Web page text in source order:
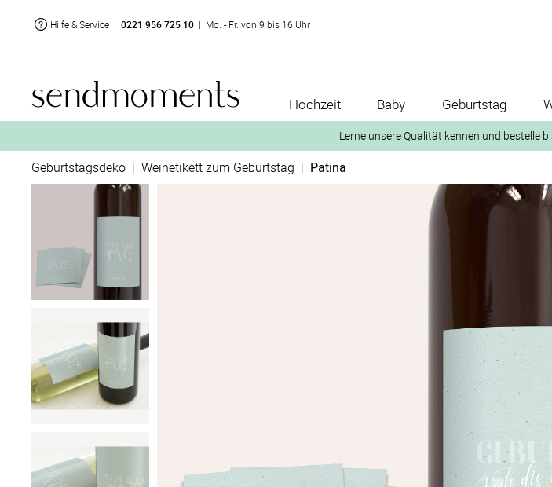
Hilfe & Service | 0221 956 725 10 | Mo. - Fr. von 9 bis 16 Uhr
Hochzeit Baby Geburtstag
Lerne unsere Qualität kennen und bestelle
Und so
1. Wähle bis zu 3 Kartendesigns
auf der jeweiligen
Geburtstagsdeko | Weinetikett zum Geburtstag | Patina